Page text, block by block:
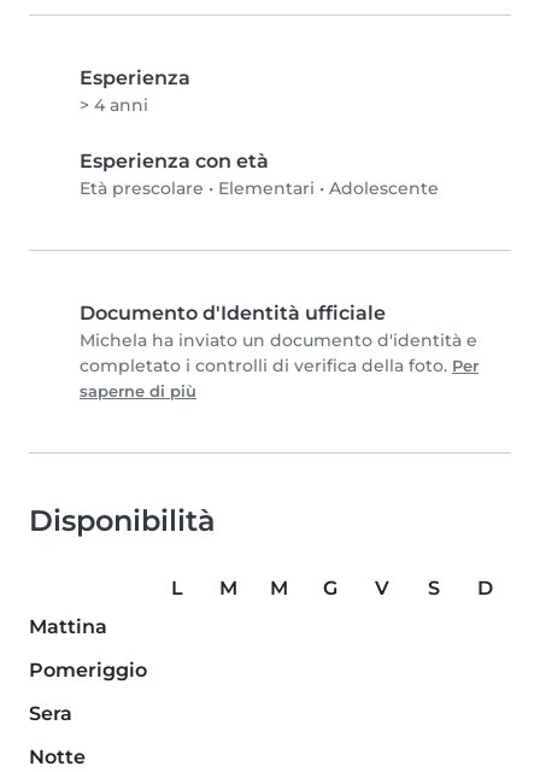
Esperienza
> 4 anni
Esperienza con età
Età prescolare • Elementari • Adolescente
Documento d'Identità ufficiale
Michela ha inviato un documento d'identità e
completato i controlli di verifica della foto. Per
saperne di più
Disponibilità
L M M G V S
D
Mattina
Pomeriggio
Sera
Notte